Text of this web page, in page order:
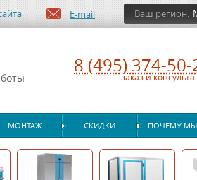
E-mail Ваш регион:
8 (495) 374-50-
заказ и
МОНТАЖ СКИДКИ ПОЧЕМУ